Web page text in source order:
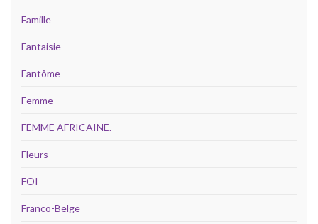
Famille
Fantaisie
Fantôme
Femme
FEMME AFRICAINE.
Fleurs
FOI
Franco-Belge